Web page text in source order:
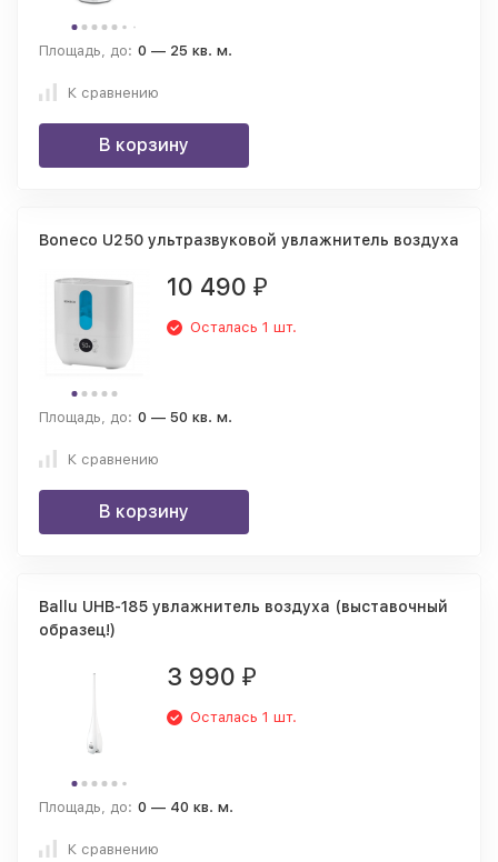
Площадь, до: 0 — 25 кв. м.
К сравнению
В корзину
Boneco U250 ультразвуковой увлажнитель воздуха
10 490 ₽
Осталась 1 шт.
Площадь, до: 0 — 50 кв. м.
К сравнению
В корзину
Ballu UHB-185 увлажнитель воздуха (выставочный
образец!)
3 990 ₽
Осталась 1 шт.
Площадь, до: 0 — 40 кв. м.
К сравнению